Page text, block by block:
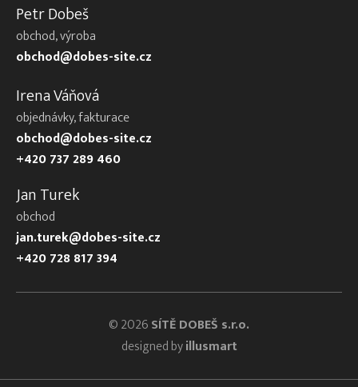
Petr Dobeš
obchod, výroba
obchod@dobes-site.cz
Irena Váňová
objednávky, fakturace
obchod@dobes-site.cz
+420 737 289 460
Jan Turek
obchod
jan.turek@dobes-site.cz
+420 728 817 394
© 2026SÍTĚ DOBEŠ s.r.o.
designed byillusmart